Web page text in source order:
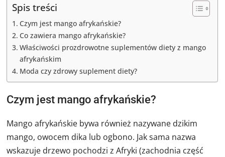
Spis treści
Czym jest mango afrykańskie?
Co zawiera mango afrykańskie?
Właściwości prozdrowotne suplementów diety z mango
afrykańskim
Moda czy zdrowy suplement diety?
Czym jest mango afrykańskie?
Mango afrykańskie bywa również nazywane dzikim
mango, owocem dika lub ogbono. Jak sama nazwa
wskazuje drzewo pochodzi z Afryki (zachodnia część